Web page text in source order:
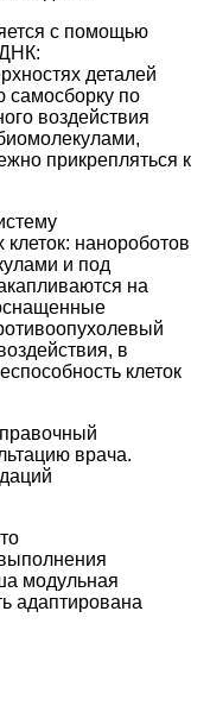
с помощью
деталей
самосборку по
воздействия
прикрепляться к
нанороботов
и под
на
в
клеток
врача.
модульная
адаптирована